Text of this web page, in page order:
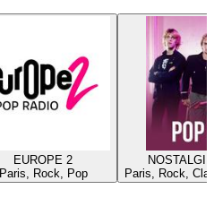
EUROPE 2
Paris, Rock, Pop
Paris, Rock,